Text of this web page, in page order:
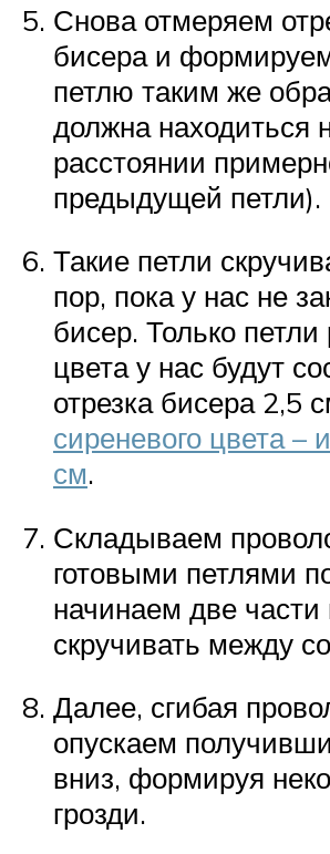
Снова отмеряем
бисера и
петлю таким же
должна находиться
расстоянии
предыдущей петли).
Такие петли
пор, пока у нас не
бисер. Только петли
цвета у нас будут
отрезка бисера 2,5
сиреневого цвета –
см.
Складываем
готовыми петлями
начинаем две части
скручивать между
Далее, сгибая
опускаем
вниз, формируя
грозди.